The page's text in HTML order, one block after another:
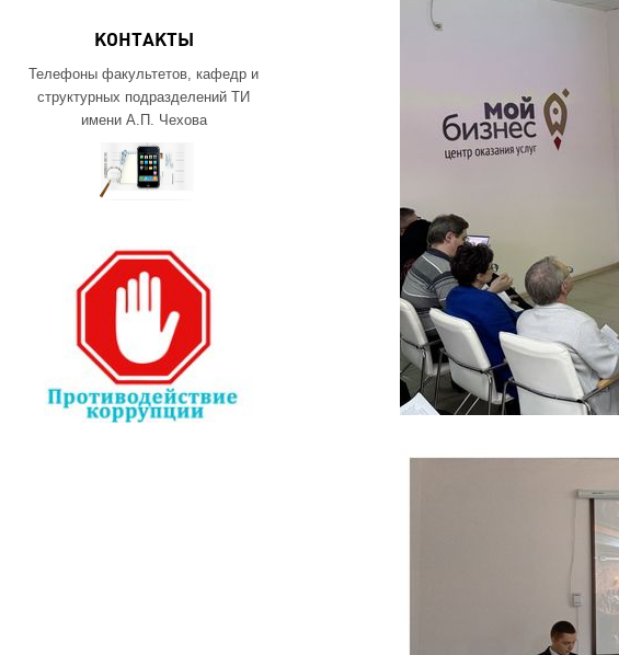
КОНТАКТЫ
Телефоны факультетов, кафедр и
структурных подразделений ТИ
имени А.П. Чехова